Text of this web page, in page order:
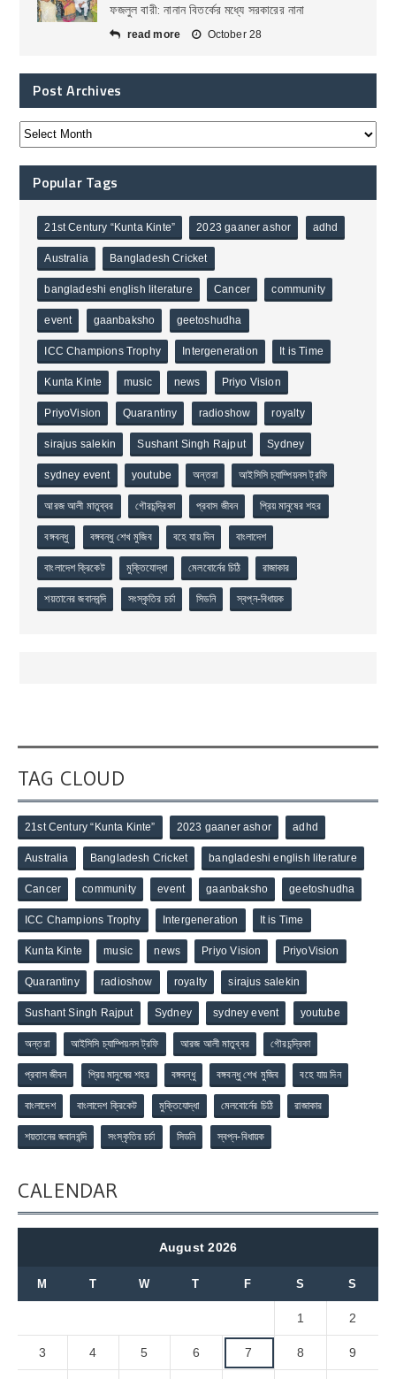
ফজলুল বারী: নানান বিতর্কের মধ্যে সরকারের নানা
read more October 28
Post Archives
Popular Tags
21st Century “Kunta Kinte” 2023 gaaner ashor adhd
Australia Bangladesh Cricket
bangladeshi english literature Cancer community
event gaanbaksho geetoshudha
ICC Champions Trophy Intergeneration It is Time
Kunta Kinte music news Priyo Vision
PriyoVision Quarantiny radioshow royalty
sirajus salekin Sushant Singh Rajput Sydney
sydney event youtube অন্তরা আইসিসি চ্যাম্পিয়নস ট্রফি
আরজ আলী মাতুব্বর গৌরচন্দ্রিকা প্রবাস জীবন প্রিয় মানুষের শহর
বঙ্গবন্ধু বঙ্গবন্ধু শেখ মুজিব বহে যায় দিন বাংলাদেশ
বাংলাদেশ ক্রিকেট মুক্তিযোদ্ধা মেলবোর্নের চিঠি রাজাকার
শয়তানের জবানবন্দি সংস্কৃতির চর্চা সিডনি স্বপ্ন-বিধায়ক
TAG CLOUD
21st Century “Kunta Kinte” 2023 gaaner ashor adhd
Australia Bangladesh Cricket bangladeshi english literature
Cancer community event gaanbaksho geetoshudha
ICC Champions Trophy Intergeneration It is Time
Kunta Kinte music news Priyo Vision PriyoVision
Quarantiny radioshow royalty sirajus salekin
Sushant Singh Rajput Sydney sydney event youtube
অন্তরা আইসিসি চ্যাম্পিয়নস ট্রফি আরজ আলী মাতুব্বর গৌরচন্দ্রিকা
প্রবাস জীবন প্রিয় মানুষের শহর বঙ্গবন্ধু বঙ্গবন্ধু শেখ মুজিব বহে যায় দিন
বাংলাদেশ বাংলাদেশ ক্রিকেট মুক্তিযোদ্ধা মেলবোর্নের চিঠি রাজাকার
শয়তানের জবানবন্দি সংস্কৃতির চর্চা সিডনি স্বপ্ন-বিধায়ক
CALENDAR
August 2026
M T W T F S S
1 2
3 4 5 6 7 8 9